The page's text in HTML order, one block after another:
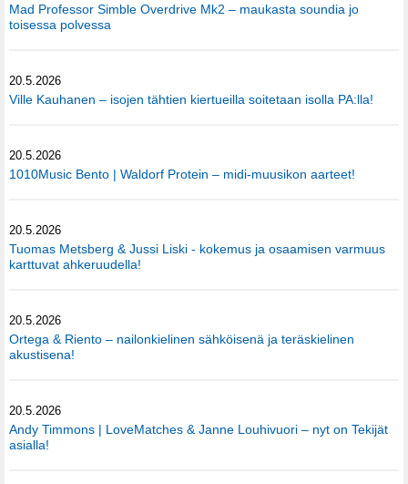
Mad Professor Simble Overdrive Mk2 – maukasta soundia jo
toisessa polvessa
20.5.2026
Ville Kauhanen – isojen tähtien kiertueilla soitetaan isolla PA:lla!
20.5.2026
1010Music Bento | Waldorf Protein – midi-muusikon aarteet!
20.5.2026
Tuomas Metsberg & Jussi Liski - kokemus ja osaamisen varmuus
karttuvat ahkeruudella!
20.5.2026
Ortega & Riento – nailonkielinen sähköisenä ja teräskielinen
akustisena!
20.5.2026
Andy Timmons | LoveMatches & Janne Louhivuori – nyt on Tekijät
asialla!